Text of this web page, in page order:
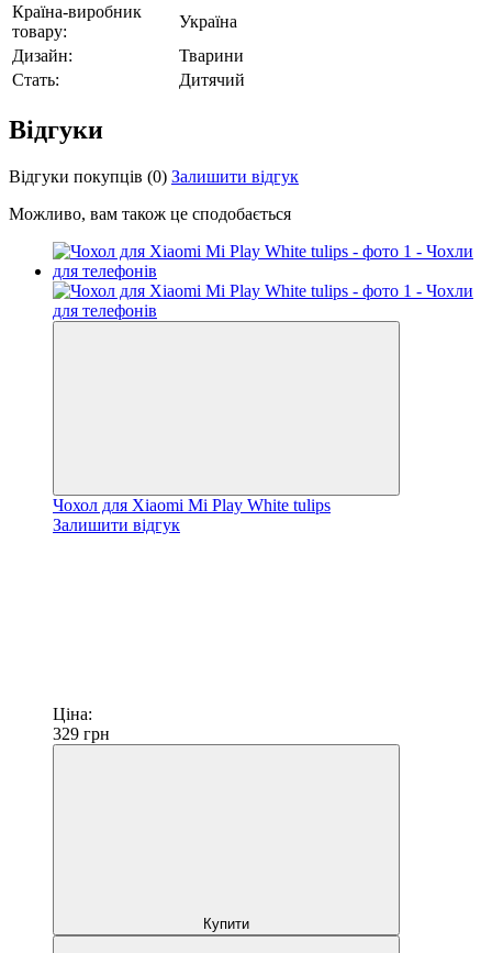
Країна-виробник
товару:
Україна
Дизайн:
Тварини
Стать:
Дитячий
Відгуки
Відгуки покупців (0) Залишити відгук
Можливо, вам також це сподобається
Чохол для Xiaomi Mi Play White tulips
Залишити відгук
Ціна:
329 грн
Купити